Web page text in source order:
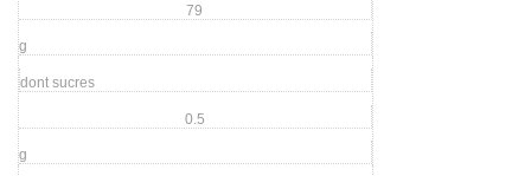
79
g
dont sucres
0.5
g